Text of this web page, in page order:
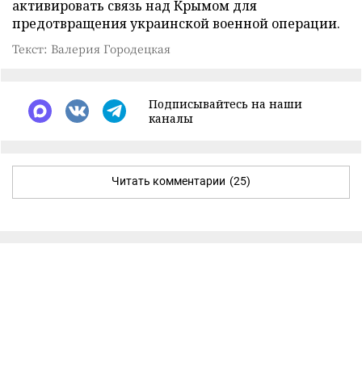
активировать связь над Крымом для
предотвращения украинской военной операции.
Текст: Валерия Городецкая
Подписывайтесь на наши
каналы
Читать комментарии (25)